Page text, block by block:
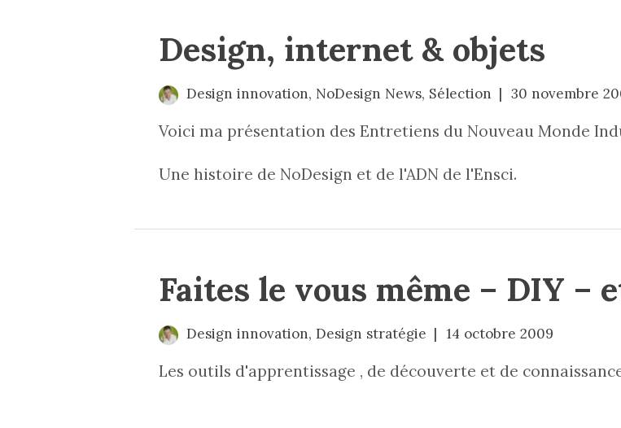
Design, internet & objets
Design innovation, NoDesign News, Sélection 30 novembre
Voici ma présentation des Entretiens du Nouveau Monde
Une histoire de NoDesign et de l'ADN de l'Ensci.
Faites le vous même – DIY –
Design innovation,Design stratégie 14 octobre 2009
Les outils d'apprentissage , de découverte et de